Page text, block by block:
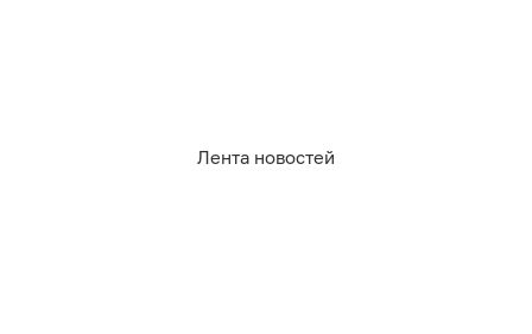
Лента новостей